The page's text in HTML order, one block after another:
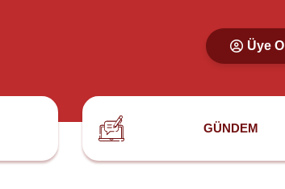
Üye Ol
GÜNDEM